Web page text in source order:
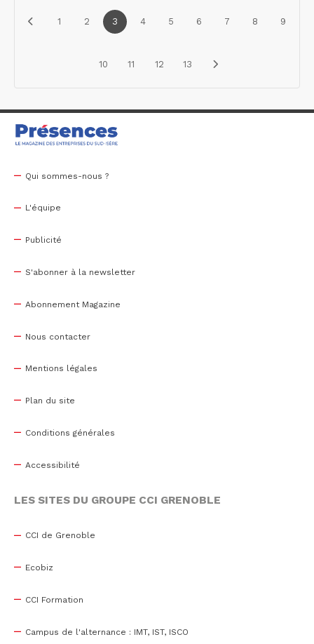
1 2 3 4 5 6 7 8 9
10 11 12 13
Qui sommes-nous ?
L'équipe
Publicité
S'abonner à la newsletter
Abonnement Magazine
Nous contacter
Mentions légales
Plan du site
Conditions générales
Accessibilité
LES SITES DU GROUPE CCI GRENOBLE
CCI de Grenoble
Ecobiz
CCI Formation
Campus de l'alternance : IMT, IST, ISCO